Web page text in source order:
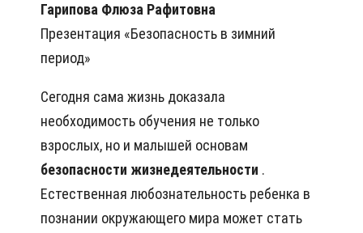
Гарипова Флюза Рафитовна
Презентация «Безопасность в зимний
период»
Сегодня сама жизнь доказала
необходимость обучения не только
взрослых, но и малышей основам
безопасности жизнедеятельности .
Естественная любознательность ребенка в
познании окружающего мира может стать